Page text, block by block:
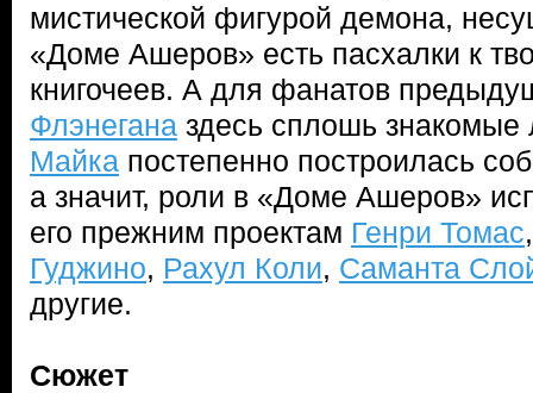
мистической фигурой демона,
«Доме Ашеров» есть пасхалки к
книгочеев. А для фанатов
Флэнегана здесь сплошь знакомые
Майка постепенно построилась
а значит, роли в «Доме Ашеров»
его прежним проектам Генри Томас
Гуджино, Рахул Коли, Саманта
другие.
Сюжет